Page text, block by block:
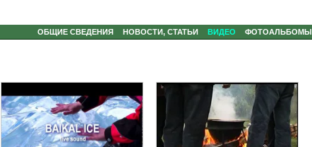
ОБЩИЕ СВЕДЕНИЯ НОВОСТИ, СТАТЬИ ВИДЕО ФОТОАЛЬБОМЫ